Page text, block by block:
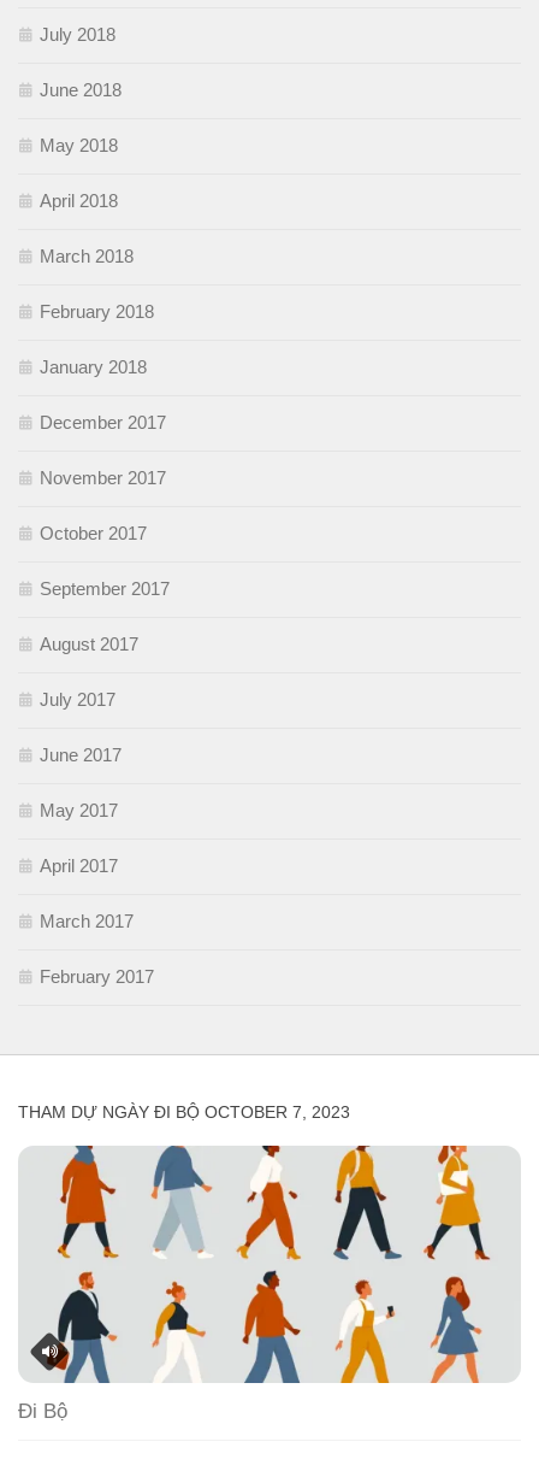
July 2018
June 2018
May 2018
April 2018
March 2018
February 2018
January 2018
December 2017
November 2017
October 2017
September 2017
August 2017
July 2017
June 2017
May 2017
April 2017
March 2017
February 2017
THAM DỰ NGÀY ĐI BỘ OCTOBER 7, 2023
Đi Bộ